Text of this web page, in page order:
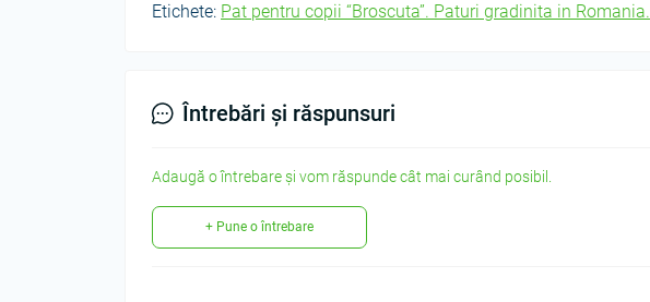
Etichete: Pat pentru copii “Broscuta”. Paturi gradinita in Romania.
Întrebări și răspunsuri
Adaugă o întrebare și vom răspunde cât mai curând posibil.
+ Pune o întrebare